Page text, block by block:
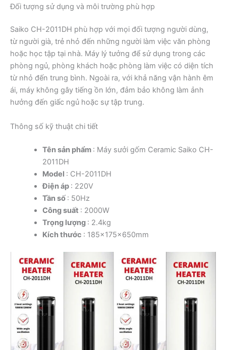
Đối tượng sử dụng và môi trường phù hợp
Saiko CH-2011DH phù hợp với mọi đối tượng người dùng,
từ người già, trẻ nhỏ đến những người làm việc văn phòng
hoặc học tập tại nhà. Máy lý tưởng để sử dụng trong các
phòng ngủ, phòng khách hoặc phòng làm việc có diện tích
từ nhỏ đến trung bình. Ngoài ra, với khả năng vận hành êm
ái, máy không gây tiếng ồn lớn, đảm bảo không làm ảnh
hưởng đến giấc ngủ hoặc sự tập trung.
Thông số kỹ thuật chi tiết
Tên sản phẩm : Máy sưởi gốm Ceramic Saiko CH-
2011DH
Model : CH-2011DH
Điện áp : 220V
Tần số : 50Hz
Công suất : 2000W
Trọng lượng : 2.4kg
Kích thước : 185x175x650mm